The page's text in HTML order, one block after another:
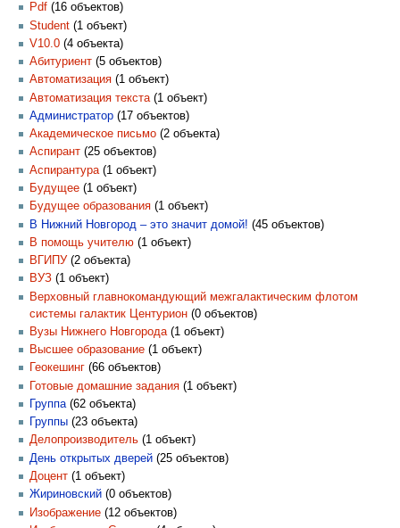
Pdf ‏‎ (16 объектов)
Student ‏‎ (1 объект)
V10.0 ‏‎ (4 объекта)
Абитуриент ‏‎ (5 объектов)
Автоматизация ‏‎ (1 объект)
Автоматизация текста ‏‎ (1 объект)
Администратор ‏‎ (17 объектов)
Академическое письмо ‏‎ (2 объекта)
Аспирант ‏‎ (25 объектов)
Аспирантура ‏‎ (1 объект)
Будущее ‏‎ (1 объект)
Будущее образования ‏‎ (1 объект)
В Нижний Новгород – это значит домой! ‏‎ (45 объектов)
В помощь учителю ‏‎ (1 объект)
ВГИПУ ‏‎ (2 объекта)
ВУЗ ‏‎ (1 объект)
Верховный главнокомандующий межгалактическим флотом
системы галактик Центурион ‏‎ (0 объектов)
Вузы Нижнего Новгорода‏‎ (1 объект)
Высшее образование ‏‎ (1 объект)
Геокешинг ‏‎ (66 объектов)
Готовые домашние задания ‏‎ (1 объект)
Группа‏‎ (62 объекта)
Группы ‏‎ (23 объекта)
Делопроизводитель ‏‎ (1 объект)
День открытых дверей ‏‎ (25 объектов)
Доцент ‏‎ (1 объект)
Жириновский ‏‎ (0 объектов)
Изображение ‏‎ (12 объектов)